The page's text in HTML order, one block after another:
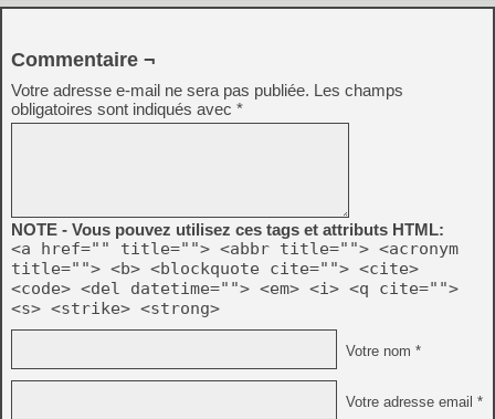
Commentaire ¬
Votre adresse e-mail ne sera pas publiée. Les champs
obligatoires sont indiqués avec *
NOTE - Vous pouvez utilisez ces tags et attributs HTML:
<a href="" title=""> <abbr title=""> <acronym
title=""> <b> <blockquote cite=""> <cite>
<code> <del datetime=""> <em> <i> <q cite="">
<s> <strike> <strong>
Votre nom *
Votre adresse email *